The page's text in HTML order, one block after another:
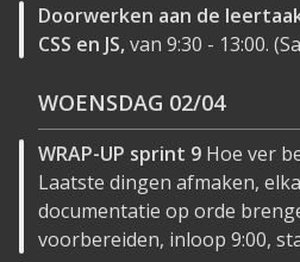
Doorwerken aan de
CSS en JS,van 9:30 - 13:00.
WOENSDAG 02/04
WRAP-UP sprint 9 Hoe ver
Laatste dingen afmaken,
documentatie op orde
voorbereiden, inloop 9:00,